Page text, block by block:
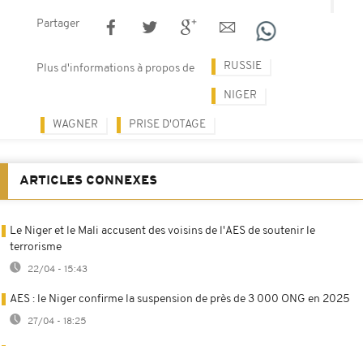
Partager
Plus d'informations à propos de RUSSIE
NIGER
WAGNER PRISE D'OTAGE
ARTICLES CONNEXES
Le Niger et le Mali accusent des voisins de l'AES de soutenir le
terrorisme
22/04 - 15:43
AES : le Niger confirme la suspension de près de 3 000 ONG en 2025
27/04 - 18:25